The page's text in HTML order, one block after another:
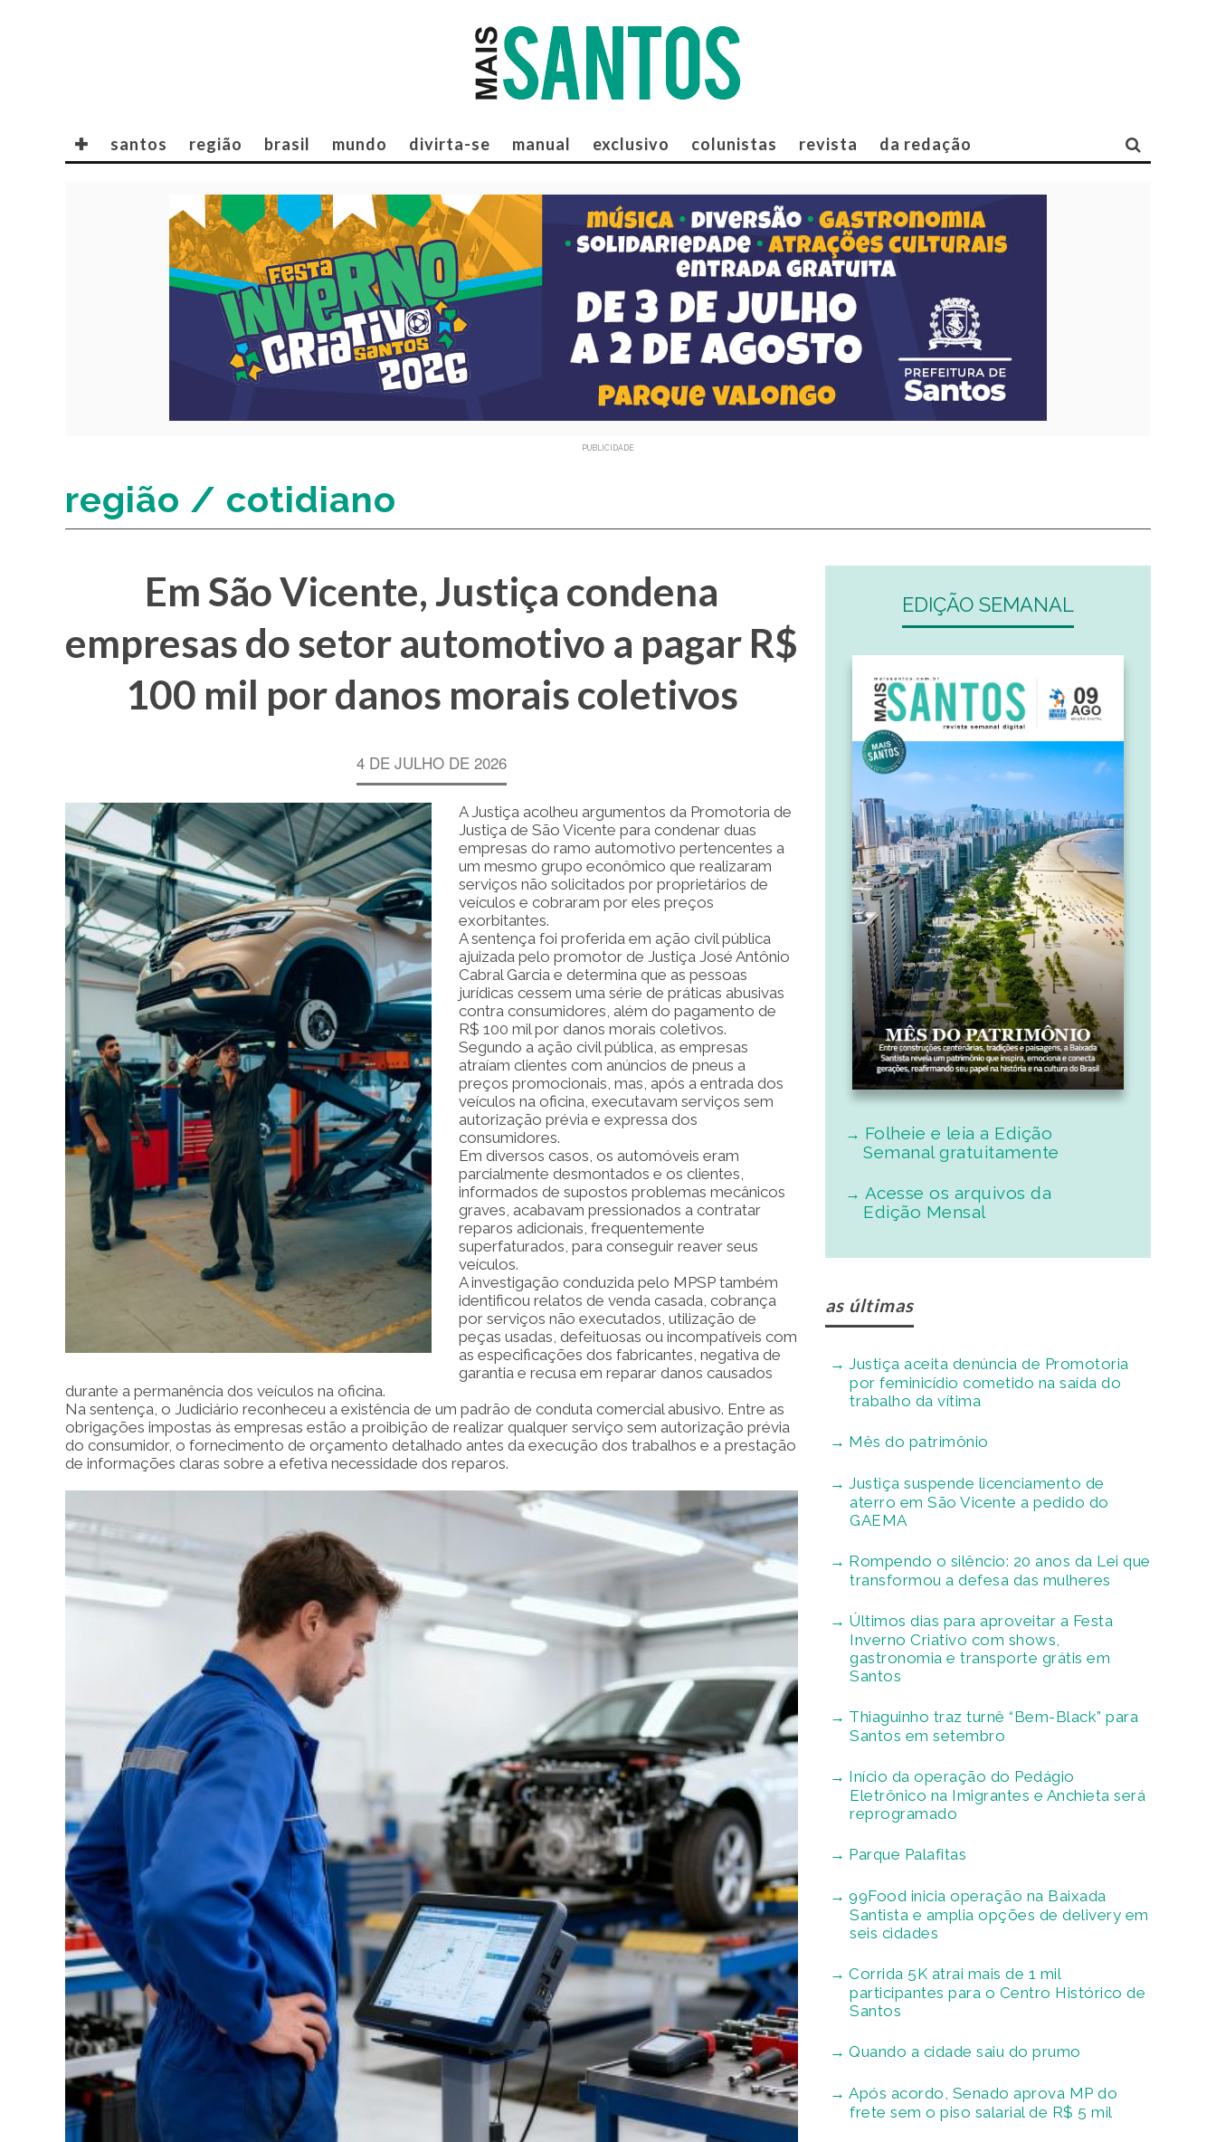
✚ santos região brasil mundo divirta-se manual exclusivo colunistas revista da redação
PUBLICIDADE
região / cotidiano
Em São Vicente, Justiça condena
empresas do setor automotivo a pagar R$
100 mil por danos morais coletivos
4 DE JULHO DE 2026
A Justiça acolheu argumentos da Promotoria de
Justiça de São Vicente para condenar duas
empresas do ramo automotivo pertencentes a
um mesmo grupo econômico que realizaram
serviços não solicitados por proprietários de
veículos e cobraram por eles preços
exorbitantes.
A sentença foi proferida em ação civil pública
ajuizada pelo promotor de Justiça José Antônio
Cabral Garcia e determina que as pessoas
jurídicas cessem uma série de práticas abusivas
contra consumidores, além do pagamento de
R$ 100 mil por danos morais coletivos.
Segundo a ação civil pública, as empresas
atraíam clientes com anúncios de pneus a
preços promocionais, mas, após a entrada dos
veículos na oficina, executavam serviços sem
autorização prévia e expressa dos
consumidores.
Em diversos casos, os automóveis eram
parcialmente desmontados e os clientes,
informados de supostos problemas mecânicos
graves, acabavam pressionados a contratar
reparos adicionais, frequentemente
superfaturados, para conseguir reaver seus
veículos.
A investigação conduzida pelo MPSP também
identificou relatos de venda casada, cobrança
por serviços não executados, utilização de
peças usadas, defeituosas ou incompatíveis com
as especificações dos fabricantes, negativa de
garantia e recusa em reparar danos causados
durante a permanência dos veículos na oficina.
Na sentença, o Judiciário reconheceu a existência de um padrão de conduta comercial abusivo. Entre as
obrigações impostas às empresas estão a proibição de realizar qualquer serviço sem autorização prévia
do consumidor, o fornecimento de orçamento detalhado antes da execução dos trabalhos e a prestação
de informações claras sobre a efetiva necessidade dos reparos.
EDIÇÃO SEMANAL
Folheie e leia a Edição
Semanal gratuitamente
Acesse os arquivos da
Edição Mensal
as últimas
Justiça aceita denúncia de Promotoria
por feminicídio cometido na saída do
trabalho da vítima
Mês do patrimônio
Justiça suspende licenciamento de
aterro em São Vicente a pedido do
GAEMA
Rompendo o silêncio: 20 anos da Lei que
transformou a defesa das mulheres
Últimos dias para aproveitar a Festa
Inverno Criativo com shows,
gastronomia e transporte grátis em
Santos
Thiaguinho traz turnê “Bem-Black” para
Santos em setembro
Início da operação do Pedágio
Eletrônico na Imigrantes e Anchieta será
reprogramado
Parque Palafitas
99Food inicia operação na Baixada
Santista e amplia opções de delivery em
seis cidades
Corrida 5K atrai mais de 1 mil
participantes para o Centro Histórico de
Santos
Quando a cidade saiu do prumo
Após acordo, Senado aprova MP do
frete sem o piso salarial de R$ 5 mil